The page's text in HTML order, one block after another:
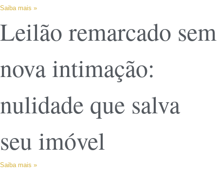
Saiba mais »
Leilão remarcado sem
nova intimação:
nulidade que salva
seu imóvel
Saiba mais »